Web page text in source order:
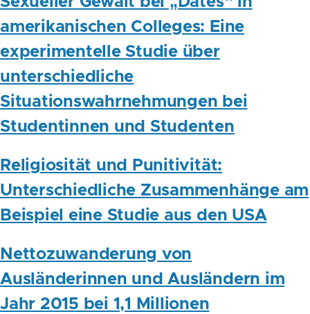
amerikanischen Colleges: Eine
experimentelle Studie über
unterschiedliche
Situationswahrnehmungen bei
Studentinnen und Studenten
Religiosität und Punitivität:
Unterschiedliche Zusammenhänge am
Beispiel eine Studie aus den USA
Nettozuwanderung von
Ausländerinnen und Ausländern im
Jahr 2015 bei 1,1 Millionen